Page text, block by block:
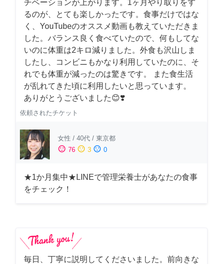
チベーションが上がります。1ヶ月やり取りをす
るのが、とても楽しかったです。食事だけではな
く、YouTubeのオススメ動画も教えていただきま
した。バランス良く食べていたので、何もしてな
いのに体重は2キロ減りました。外食も沢山しま
したし、コンビニもかなり利用していたのに、そ
れでも体重が減ったのは驚きです。 また食生活
が乱れてきた頃に利用したいと思っています。
ありがとうございました😊❣️
依頼されたチケット
女性 / 40代 / 東京都
sentiment_satisfied 76 sentiment_neutral 3 sentiment_dissatisfied 0
★1か月集中★LINEで管理栄養士があなたの食事
をチェック！
毎日、丁寧に説明してくださいました。前向きな